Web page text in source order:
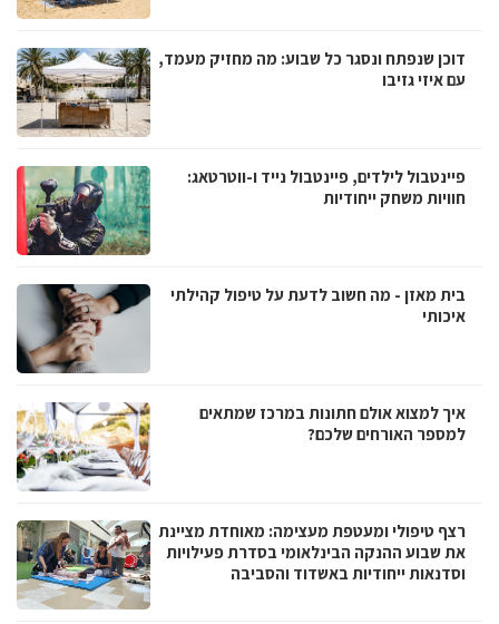
דוכן שנפתח ונסגר כל שבוע: מה מחזיק מעמד,
עם איזי גזיבו
פיינטבול לילדים, פיינטבול נייד ו-ווטרטאג:
חוויות משחק ייחודיות
בית מאזן - מה חשוב לדעת על טיפול קהילתי
איכותי
איך למצוא אולם חתונות במרכז שמתאים
למספר האורחים שלכם?
רצף טיפולי ומעטפת מעצימה: מאוחדת מציינת
את שבוע ההנקה הבינלאומי בסדרת פעילויות
וסדנאות ייחודיות באשדוד והסביבה